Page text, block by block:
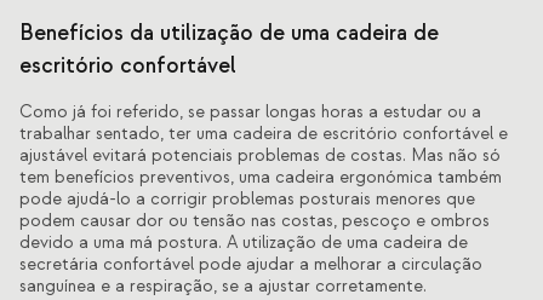
Benefícios da utilização de uma cadeira de
escritório confortável
Como já foi referido, se passar longas horas a estudar ou a
trabalhar sentado, ter uma cadeira de escritório confortável e
ajustável evitará potenciais problemas de costas. Mas não só
tem benefícios preventivos, uma cadeira ergonómica também
pode ajudá-lo a corrigir problemas posturais menores que
podem causar dor ou tensão nas costas, pescoço e ombros
devido a uma má postura. A utilização de uma cadeira de
secretária confortável pode ajudar a melhorar a circulação
sanguínea e a respiração, se a ajustar corretamente.